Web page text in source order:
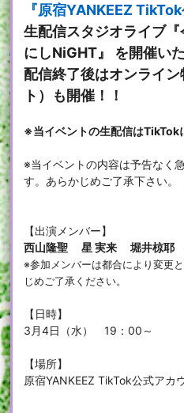
『原宿YANKEEZ
生配信スタジオライブ
にしNiGHT』 を開催い
配信終了後はオンライ
ト）も開催！！
※当イベントの生配信はTikTok
※当イベントの内容は予告なく
す。あらかじめご了承下さい。
【出演メンバー】
西山隆聖 星 実来 堀井椋
※参加メンバーは都合により変更
じめご了承ください。
【日時】
3月4日（水） 19：00～
【場所】
原宿YANKEEZ TikTok公式アカ